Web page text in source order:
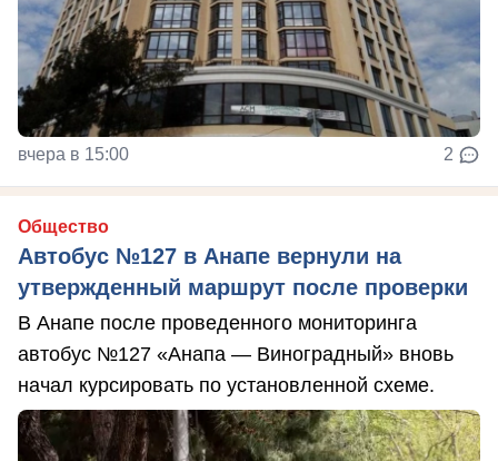
вчера в 15:00 2
Общество
Автобус №127 в Анапе вернули на
утвержденный маршрут после проверки
В Анапе после проведенного мониторинга
автобус №127 «Анапа — Виноградный» вновь
начал курсировать по установленной схеме.